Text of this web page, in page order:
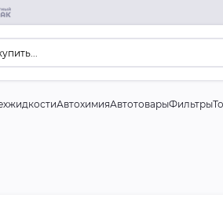
АвтохимияАвтотоварыФильтры